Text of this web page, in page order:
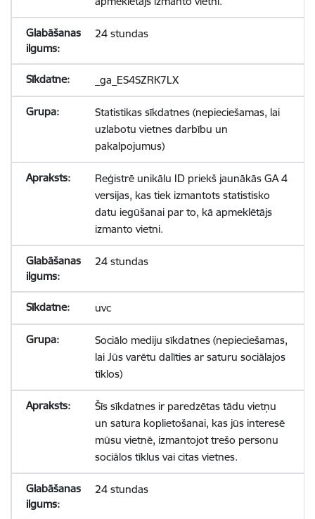
24 stundas
_ga_ES4SZRK7LX
Statistikas sīkdatnes (nepieciešamas, lai
uzlabotu vietnes darbību un
pakalpojumus)
Reģistrē unikālu ID priekš jaunākās GA 4
versijas, kas tiek izmantots statistisko
datu iegūšanai par to, kā apmeklētājs
izmanto vietni.
24 stundas
uvc
Sociālo mediju sīkdatnes (nepieciešamas,
lai Jūs varētu dalīties ar saturu sociālajos
tīklos)
Šīs sīkdatnes ir paredzētas tādu vietņu
un satura koplietošanai, kas jūs interesē
mūsu vietnē, izmantojot trešo personu
sociālos tīklus vai citas vietnes.
24 stundas